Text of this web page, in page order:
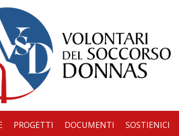
PROGETTI DOCUMENTI SOSTIENICI